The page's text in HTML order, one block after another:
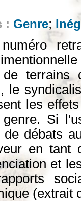
: Genre;
de terrains
le
les
Si
de débats
en tant
et
(extrait